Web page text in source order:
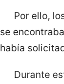
Por ello,
se
había
Durante